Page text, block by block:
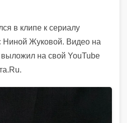
в клипе к сериалу
Ниной Жуковой. Видео на
на свой YouTube